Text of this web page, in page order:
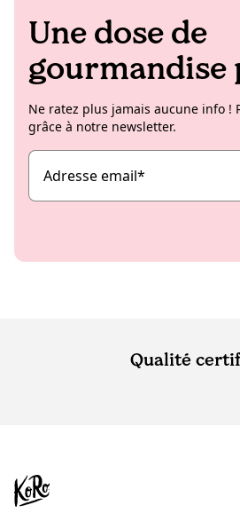
Une dose de
gourmandise
Ne ratez plus jamais aucune info !
grâce à notre newsletter.
Adresse email*
Qualité